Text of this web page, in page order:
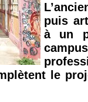
puis
à un
le